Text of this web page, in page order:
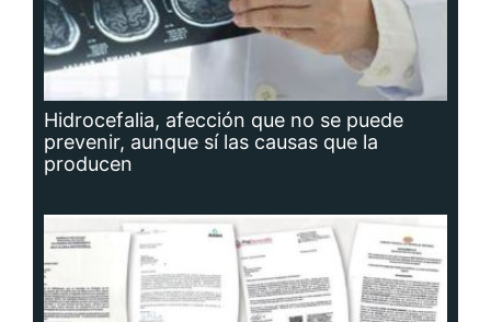
Hidrocefalia, afección que no se puede
prevenir, aunque sí las causas que la
producen